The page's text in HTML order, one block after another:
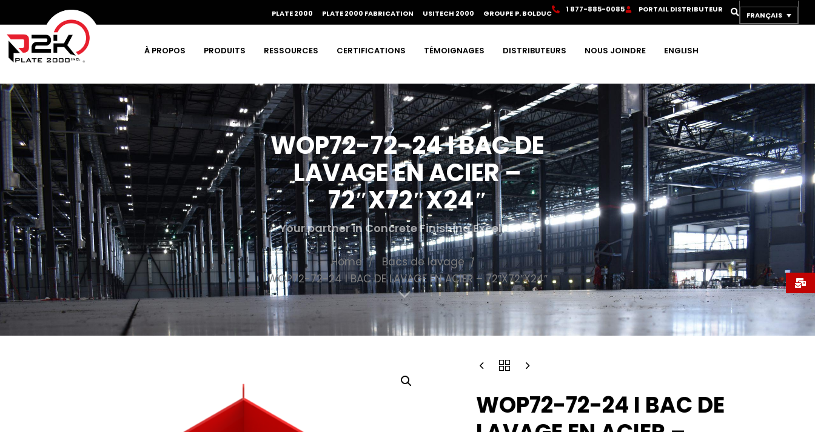
PLATE 2000 PLATE 2000 FABRICATION USITECH 2000 GROUPE P. BOLDUC 1 877-885-0085 PORTAILDISTRIBUTEUR
Tapez et appuyez sur la touche Entrée
FRANÇAIS
À PROPOS PRODUITS RESSOURCES CERTIFICATIONS TÉMOIGNAGES DISTRIBUTEURS NOUS JOINDRE ENGLISH
WOP72-72-24 I BAC DE
LAVAGE EN ACIER –
72″X72″X24″
Your partner in Concrete Finishing Excellence!
Home
Bacs de lavage
WOP72-72-24 I BAC DE LAVAGE EN ACIER – 72″X72″X24″
WOP72-72-24 I BAC DE